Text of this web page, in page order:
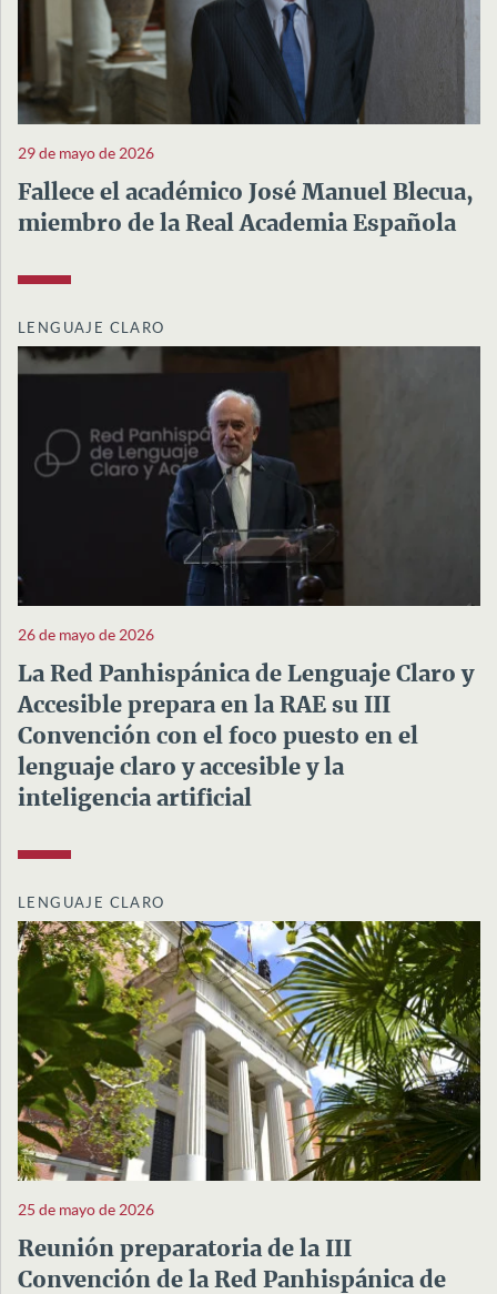
29 de mayo de 2026
Fallece el académico José Manuel Blecua,
miembro de la Real Academia Española
LENGUAJE CLARO
26 de mayo de 2026
La Red Panhispánica de Lenguaje Claro y
Accesible prepara en la RAE su III
Convención con el foco puesto en el
lenguaje claro y accesible y la
inteligencia artificial
LENGUAJE CLARO
25 de mayo de 2026
Reunión preparatoria de la III
Convención de la Red Panhispánica de